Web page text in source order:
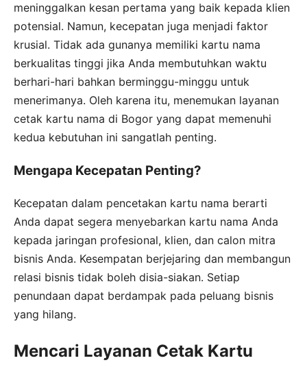
meninggalkan kesan pertama yang baik kepada klien
potensial. Namun, kecepatan juga menjadi faktor
krusial. Tidak ada gunanya memiliki kartu nama
berkualitas tinggi jika Anda membutuhkan waktu
berhari-hari bahkan berminggu-minggu untuk
menerimanya. Oleh karena itu, menemukan layanan
cetak kartu nama di Bogor yang dapat memenuhi
kedua kebutuhan ini sangatlah penting.
Mengapa Kecepatan Penting?
Kecepatan dalam pencetakan kartu nama berarti
Anda dapat segera menyebarkan kartu nama Anda
kepada jaringan profesional, klien, dan calon mitra
bisnis Anda. Kesempatan berjejaring dan membangun
relasi bisnis tidak boleh disia-siakan. Setiap
penundaan dapat berdampak pada peluang bisnis
yang hilang.
Mencari Layanan Cetak Kartu